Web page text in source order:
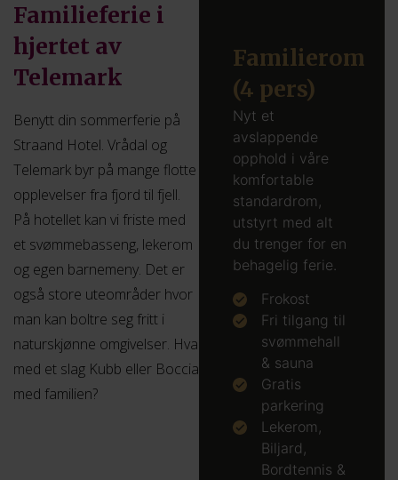
Familieferie i
hjertet av
Telemark
Benytt din sommerferie på
Straand Hotel. Vrådal og
Telemark byr på mange flotte
opplevelser fra fjord til fjell.
På hotellet kan vi friste med
et svømmebasseng, lekerom
og egen barnemeny. Det er
også store uteområder hvor
man kan boltre seg fritt i
naturskjønne omgivelser. Hva
med et slag Kubb eller Boccia
med familien?
Familierom
(4 pers)
Nyt et
avslappende
opphold i våre
komfortable
standardrom,
utstyrt med alt
du trenger for en
behagelig ferie.
Frokost
Fri tilgang til
svømmehall
& sauna
Gratis
parkering
Lekerom,
Biljard,
Bordtennis &